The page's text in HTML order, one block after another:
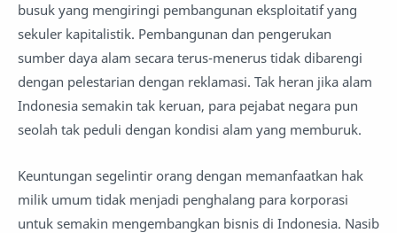
busuk yang mengiringi pembangunan eksploitatif yang
sekuler kapitalistik. Pembangunan dan pengerukan
sumber daya alam secara terus-menerus tidak dibarengi
dengan pelestarian dengan reklamasi. Tak heran jika alam
Indonesia semakin tak keruan, para pejabat negara pun
seolah tak peduli dengan kondisi alam yang memburuk.
Keuntungan segelintir orang dengan memanfaatkan hak
milik umum tidak menjadi penghalang para korporasi
untuk semakin mengembangkan bisnis di Indonesia. Nasib